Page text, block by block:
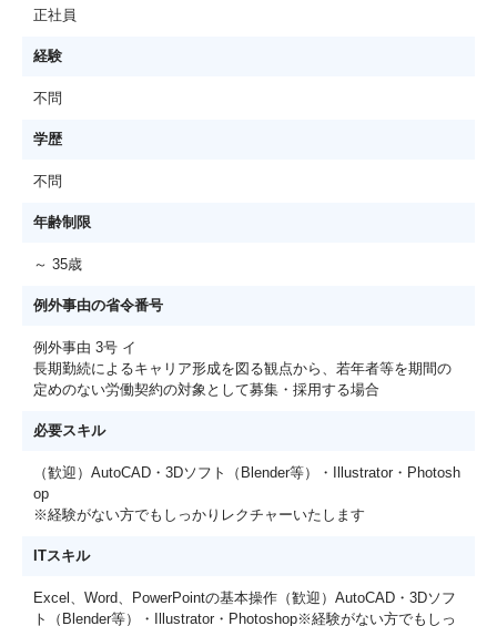
正社員
経験
不問
学歴
不問
年齢制限
～ 35歳
例外事由の省令番号
例外事由 3号 イ
長期勤続によるキャリア形成を図る観点から、若年者等を期間の
定めのない労働契約の対象として募集・採用する場合
必要スキル
（歓迎）AutoCAD・3Dソフト（Blender等）・Illustrator・Photosh
op
※経験がない方でもしっかりレクチャーいたします
ITスキル
Excel、Word、PowerPointの基本操作（歓迎）AutoCAD・3Dソフ
ト（Blender等）・Illustrator・Photoshop※経験がない方でもしっ